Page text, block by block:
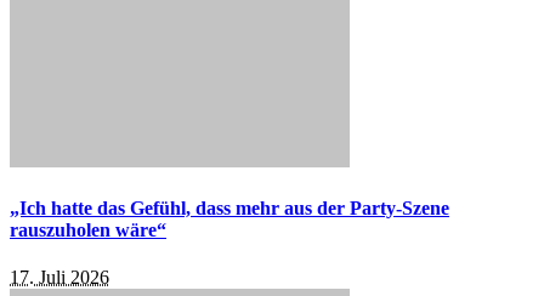
„Ich hatte das Gefühl, dass mehr aus der Party-Szene
rauszuholen wäre“
17. Juli 2026